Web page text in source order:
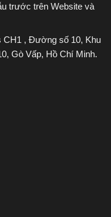
trước trên Website và
CH1 , Đường số 10, Khu
Gò Vấp, Hồ Chí Minh.